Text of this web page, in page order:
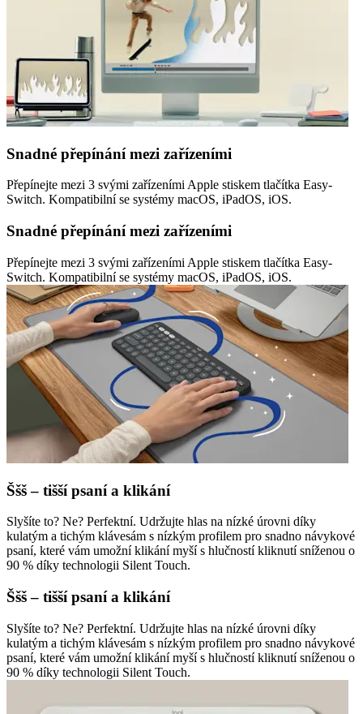
Snadné přepínání mezi zařízeními
Přepínejte mezi 3 svými zařízeními Apple stiskem tlačítka Easy-
Switch. Kompatibilní se systémy macOS, iPadOS, iOS.
Snadné přepínání mezi zařízeními
Přepínejte mezi 3 svými zařízeními Apple stiskem tlačítka Easy-
Switch. Kompatibilní se systémy macOS, iPadOS, iOS.
Ššš – tišší psaní a klikání
Slyšíte to? Ne? Perfektní. Udržujte hlas na nízké úrovni díky
kulatým a tichým klávesám s nízkým profilem pro snadno návykové
psaní, které vám umožní klikání myší s hlučností kliknutí sníženou o
90 % díky technologii Silent Touch.
Ššš – tišší psaní a klikání
Slyšíte to? Ne? Perfektní. Udržujte hlas na nízké úrovni díky
kulatým a tichým klávesám s nízkým profilem pro snadno návykové
psaní, které vám umožní klikání myší s hlučností kliknutí sníženou o
90 % díky technologii Silent Touch.